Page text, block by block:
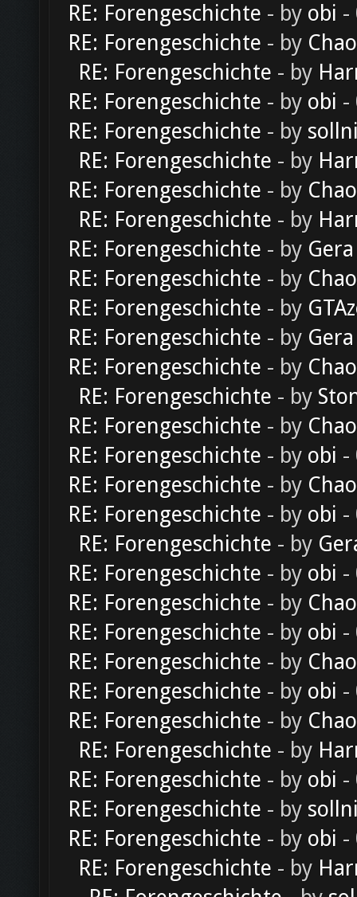
RE: Forengeschichte - by obi -
RE: Forengeschichte - by
RE: Forengeschichte - by
RE: Forengeschichte - by obi -
RE: Forengeschichte - by
RE: Forengeschichte - by
RE: Forengeschichte - by
RE: Forengeschichte - by
RE: Forengeschichte - by Gera
RE: Forengeschichte - by
RE: Forengeschichte - by
RE: Forengeschichte - by Gera
RE: Forengeschichte - by
RE: Forengeschichte - by
RE: Forengeschichte - by
RE: Forengeschichte - by obi -
RE: Forengeschichte - by
RE: Forengeschichte - by obi -
RE: Forengeschichte - by
RE: Forengeschichte - by obi -
RE: Forengeschichte - by
RE: Forengeschichte - by obi -
RE: Forengeschichte - by
RE: Forengeschichte - by obi -
RE: Forengeschichte - by
RE: Forengeschichte - by
RE: Forengeschichte - by obi -
RE: Forengeschichte - by
RE: Forengeschichte - by obi -
RE: Forengeschichte - by